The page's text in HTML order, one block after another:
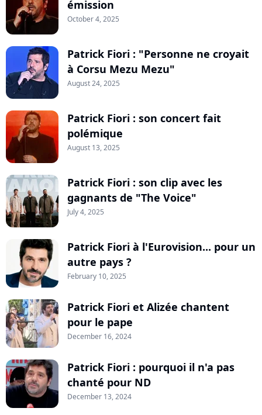
émission
October 4, 2025
Patrick Fiori : "Personne ne croyait
à Corsu Mezu Mezu"
August 24, 2025
Patrick Fiori : son concert fait
polémique
August 13, 2025
Patrick Fiori : son clip avec les
gagnants de "The Voice"
July 4, 2025
Patrick Fiori à l'Eurovision... pour un
autre pays ?
February 10, 2025
Patrick Fiori et Alizée chantent
pour le pape
December 16, 2024
Patrick Fiori : pourquoi il n'a pas
chanté pour ND
December 13, 2024